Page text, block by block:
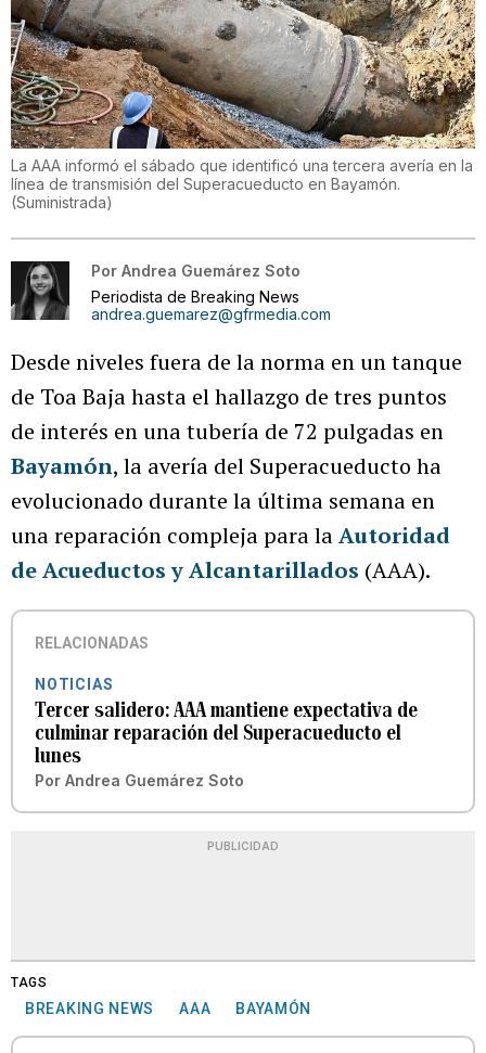
La AAA informó el sábado que identificó una tercera avería en la
línea de transmisión del Superacueducto en Bayamón.
(Suministrada)
Por Andrea Guemárez Soto
Periodista de Breaking News
andrea.guemarez@gfrmedia.com
Desde niveles fuera de la norma en un tanque
de Toa Baja hasta el hallazgo de tres puntos
de interés en una tubería de 72 pulgadas en
Bayamón, la avería del Superacueducto ha
evolucionado durante la última semana en
una reparación compleja para laAutoridad
de Acueductos y Alcantarillados (AAA).
RELACIONADAS
NOTICIAS
Tercer salidero: AAA mantiene expectativa de
culminar reparación del Superacueducto el
lunes
Por Andrea Guemárez Soto
PUBLICIDAD
TAGS
BREAKING NEWS AAA BAYAMÓN